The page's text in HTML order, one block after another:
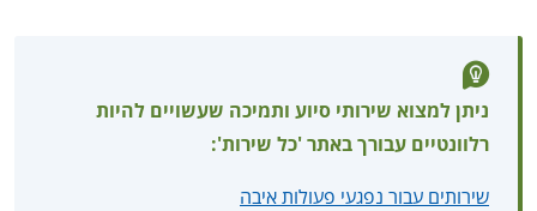
ניתן למצוא שירותי סיוע ותמיכה שעשויים להיות
רלוונטיים עבורך באתר 'כל שירות':
שירותים עבור נפגעי פעולות איבה